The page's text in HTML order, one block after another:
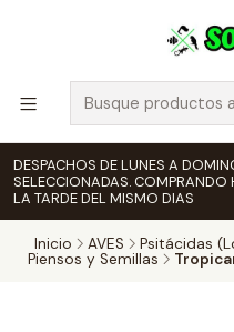
DESPACHOS DE LUNES A
SELECCIONADAS. COMPRANDO
LA TARDE DEL MISMO DIAS
Inicio AVES Psitácidas
Piensos y Semillas